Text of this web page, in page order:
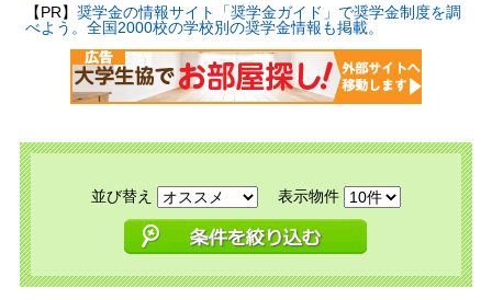
【PR】 奨学金の情報サイト「奨学金ガイド」で奨学金制度を調
べよう。全国2000校の学校別の奨学金情報も掲載。
並び替え 表示物件